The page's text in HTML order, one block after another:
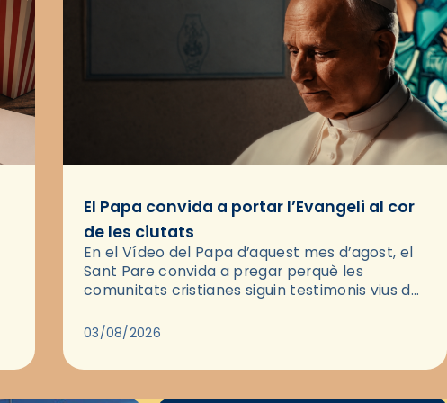
El Papa convida a portar l’Evangeli al cor
de les ciutats
En el Vídeo del Papa d’aquest mes d’agost, el
Sant Pare convida a pregar perquè les
comunitats cristianes siguin testimonis vius de
pregària, el…
03/08/2026